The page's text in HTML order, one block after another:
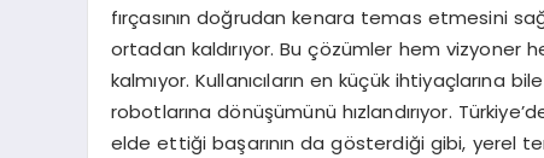
fırçasının doğrudan kenara temas etmesini
ortadan kaldırıyor. Bu çözümler hem vizyoner
kalmıyor. Kullanıcıların en küçük ihtiyaçlarına
robotlarına dönüşümünü hızlandırıyor.
elde ettiği başarının da gösterdiği gibi, yerel